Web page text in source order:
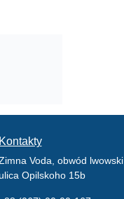
Kontakty
Voda, obwód lwowski
ulica Opilskoho 15b